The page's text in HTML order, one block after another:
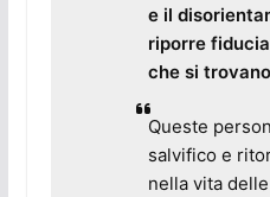
e il
riporre
che si
Queste
salvifico e
nella vita